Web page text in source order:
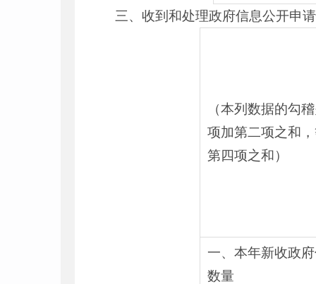
三、收到和处理政府信息公开申
（本列数据的勾
项加第二项之和
第四项之和）
一、本年新收政
数量